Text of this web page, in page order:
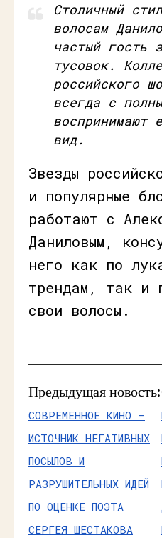
Столичный
волосам
частый гость
тусовок.
российского
всегда с
воспринимают
вид.
Звезды
и популярные
работают с
Даниловым,
него как по
трендам, так и
свои волосы.
Предыдущая новость:
СОВРЕМЕННОЕ КИНО —
ИСТОЧНИК НЕГАТИВНЫХ
ПОСЫЛОВ И
РАЗРУШИТЕЛЬНЫХ ИДЕЙ
ПО ОЦЕНКЕ ПОЭТА
СЕРГЕЯ ШЕСТАКОВА